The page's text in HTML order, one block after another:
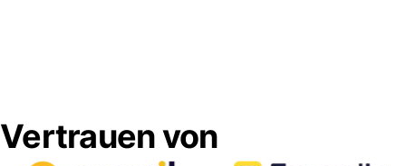
Vertrauen von